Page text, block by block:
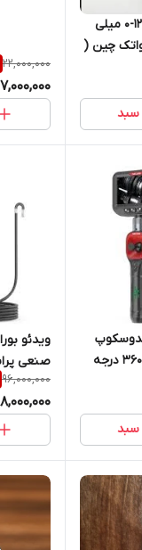
پیت گیج دیجیتال 12.7-0 میلی
چین (
تجهیز
سبد
22,000,000
صنعی پراب چرخشی 360 درجه
تجهیز
سبد
ویدئو
اصلی جوش
09120741826) . کابل
96,000,000